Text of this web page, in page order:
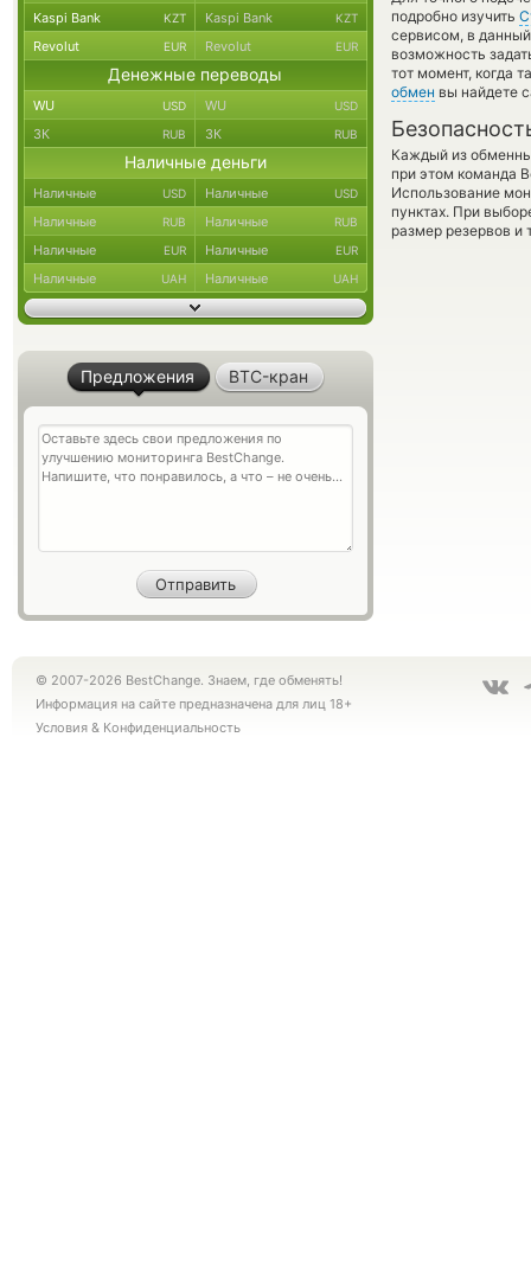
подробно изучить
сервисом, в
возможность
тот момент, когда
обмен вы найдете
Каждый из
при этом команда
Использование
пунктах. При
размер резервов и
Kaspi Bank KZT Kaspi Bank KZT
Revolut EUR Revolut EUR
Денежные переводы
WU USD WU USD
ЗК RUB ЗК RUB
Наличные деньги
Наличные USD Наличные USD
Наличные RUB Наличные RUB
Наличные EUR Наличные EUR
Наличные UAH Наличные UAH
Предложения BTC-кран
© 2007-2026 BestChange. Знаем, где обменять!
Информация на сайте предназначена для лиц 18+
Условия & Конфиденциальность